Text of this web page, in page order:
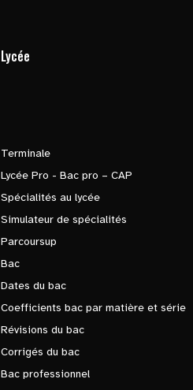
Lycée
Terminale
Lycée Pro - Bac pro – CAP
Spécialités au lycée
Simulateur de spécialités
Parcoursup
Bac
Dates du bac
Coefficients bac par matière et série
Révisions du bac
Corrigés du bac
Bac professionnel